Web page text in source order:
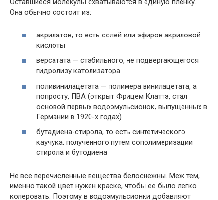
Оставшиеся молекулы схватываются в единую пленку.
Она обычно состоит из:
акрилатов, то есть солей или эфиров акриловой
кислоты
версатата — стабильного, не подвергающегося
гидролизу католизатора
поливинилацетата — полимера винилацетата, а
попросту, ПВА (открыт Фрицем Клаттэ, стал
основой первых водоэмульсионок, выпущенных в
Германии в 1920-х годах)
бутадиена-стирола, то есть синтетического
каучука, полученного путем сополимеризации
стирола и бутодиена
Не все перечисленные вещества белоснежны. Меж тем,
именно такой цвет нужен краске, чтобы ее было легко
колеровать. Поэтому в водоэмульсионки добавляют